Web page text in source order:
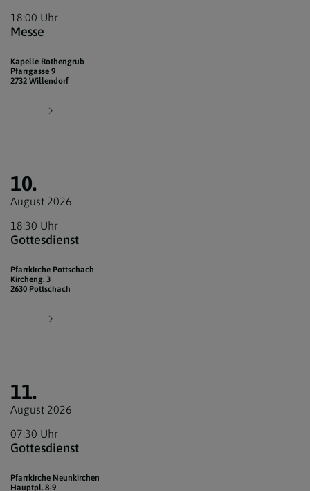
18:00 Uhr
Messe
Kapelle Rothengrub
Pfarrgasse 9
2732 Willendorf
10.
August 2026
18:30 Uhr
Gottesdienst
Pfarrkirche Pottschach
Kircheng. 3
2630 Pottschach
11.
August 2026
07:30 Uhr
Gottesdienst
Pfarrkirche Neunkirchen
Hauptpl. 8-9